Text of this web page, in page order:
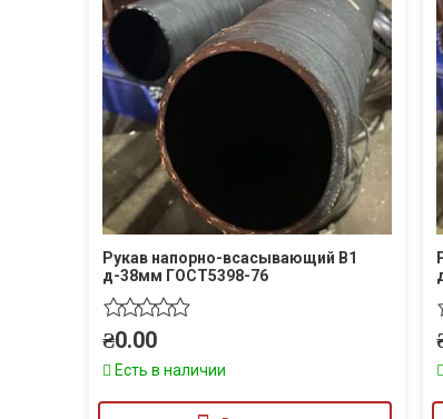
Рукав напорно-всасывающий В1
д-38мм ГОСТ5398-76
₴0.00
Есть в наличии